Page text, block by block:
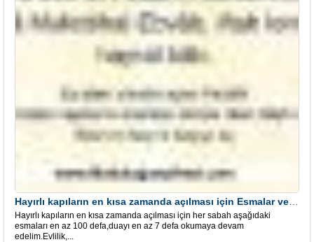
Hayırlı kapıların en kısa zamanda açılması için her sabah aşağıdaki
esmaları en az 100 defa,duayı en az 7 defa okumaya devam
edelim.Evlilik,...